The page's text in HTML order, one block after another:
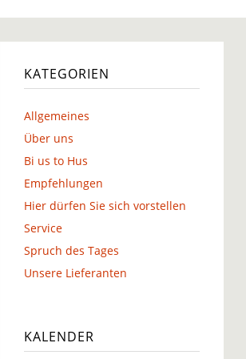
KATEGORIEN
Allgemeines
Über uns
Bi us to Hus
Empfehlungen
Hier dürfen Sie sich vorstellen
Service
Spruch des Tages
Unsere Lieferanten
KALENDER